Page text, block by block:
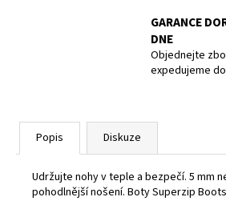
GARANCE
DNE
Objednejte
expedujeme
Popis Diskuze
Udržujte nohy v teple a bezpečí. 5 mm
pohodlnější nošení. Boty Superzip